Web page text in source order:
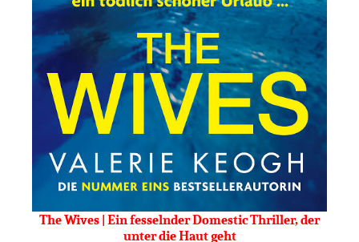
The Wives | Ein fesselnder Domestic Thriller, der
unter die Haut geht